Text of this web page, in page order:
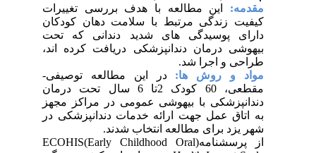
مقدمه:این مطالعه با هدف بررسی تغییرات
کیفیت زندگی مرتبط با سلامت دهان کودکان
دارای پوسیدگی های شدید دندانی که تحت
بیهوشی درمان دندانپزشکی دریافت کرده اند،
طراحی و اجرا شد.
مواد و روش ها:در این مطالعه توصیفی-
مقطعی، 60 کودک 2تا 6 سال تحت درمان
دندانپزشکی با بیهوشی عمومی در مراکز مجهز
به اتاق عمل جهت ارائه خدمات دندانپزشکی در
شهر یزد برای مطالعه انتخاب شدند.
از پرسشنامه(ECOHIS(Early Childhood Oral